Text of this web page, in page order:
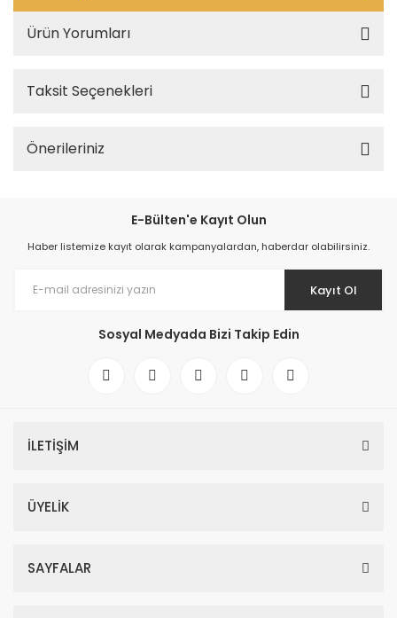
Ürün Yorumları
Taksit Seçenekleri
Önerileriniz
E-Bülten'e Kayıt Olun
Haber listemize kayıt olarak kampanyalardan, haberdar olabilirsiniz.
Kayıt Ol
Sosyal Medyada Bizi Takip Edin
İLETİŞİM
ÜYELİK
SAYFALAR